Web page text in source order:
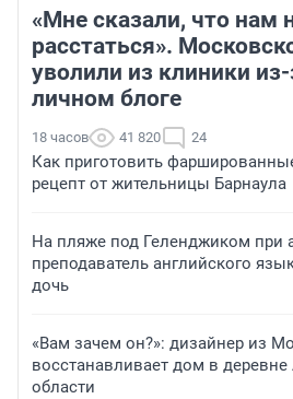
«Мне сказали, что нам
расстаться».
уволили из клиники
личном блоге
18 часов 41 820 24
Как приготовить
рецепт от жительницы Барнаула
На пляже под Геленджиком при
преподаватель английского
дочь
«Вам зачем он?»: дизайнер из
восстанавливает дом в деревне
области